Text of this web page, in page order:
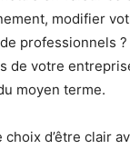
modifier
professionnels
de votre
moyen terme.
d’être clair